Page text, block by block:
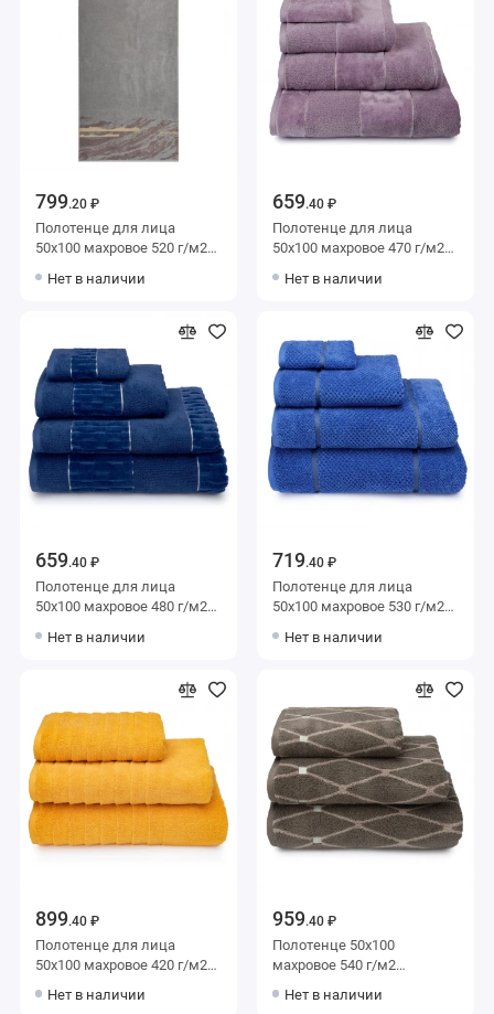
799.20 ₽
Полотенце для лица
50х100 махровое 520 г/м2
мануфактура
Нет в наличии
659.40 ₽
Полотенце для лица
50х100 махровое 470 г/м2
Донецкая мануфактура
Нет в наличии
659.40 ₽
Полотенце для лица
50х100 махровое 480 г/м2
мануфактура Paradiso
Нет в наличии
719.40 ₽
Полотенце для лица
50х100 махровое 530 г/м2
Донецкая мануфактура
Нет в наличии
899.40 ₽
Полотенце для лица
50х100 махровое 420 г/м2
мануфактура Mango
Нет в наличии
959.40 ₽
Полотенце 50х100
махровое 540 г/м2
мануфактура
Нет в наличии